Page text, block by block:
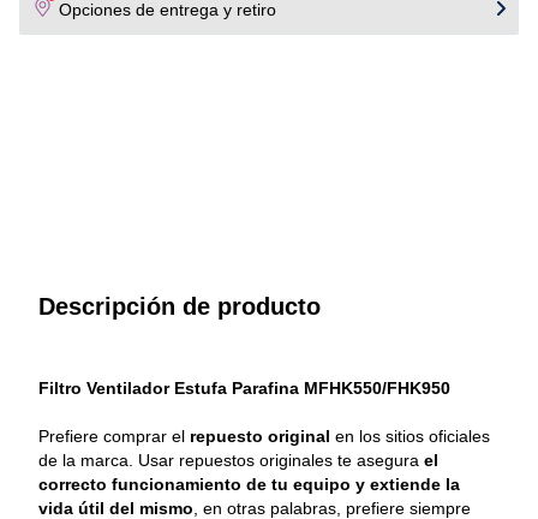
Opciones de entrega y retiro
Descripción de producto
Filtro Ventilador Estufa Parafina MFHK550/FHK950
Prefiere comprar el repuesto original en los sitios oficiales
de la marca. Usar repuestos originales te asegura el
correcto funcionamiento de tu equipo y extiende la
vida útil del mismo , en otras palabras, prefiere siempre